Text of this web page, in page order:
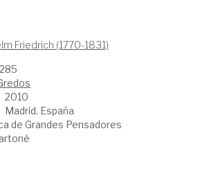
Friedrich (1770-1831)
2010
Madrid. España
de Grandes Pensadores